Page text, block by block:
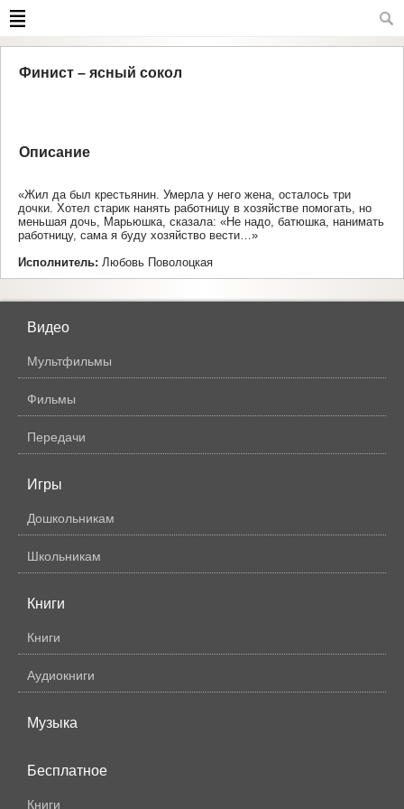
Финист – ясный сокол
Описание
«Жил да был крестьянин. Умерла у него жена, осталось три
дочки. Хотел старик нанять работницу в хозяйстве помогать, но
меньшая дочь, Марьюшка, сказала: «Не надо, батюшка, нанимать
работницу, сама я буду хозяйство вести…»
Исполнитель: Любовь Поволоцкая
Видео
Мультфильмы
Фильмы
Передачи
Игры
Дошкольникам
Школьникам
Книги
Книги
Аудиокниги
Музыка
Бесплатное
Книги